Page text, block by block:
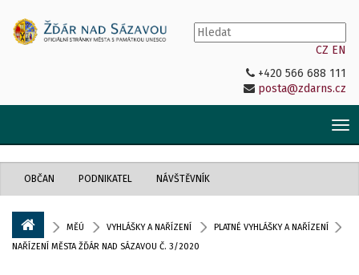
CZ EN
+420 566 688 111
posta@zdarns.cz
OBČAN PODNIKATEL NÁVŠTĚVNÍK
MĚÚ VYHLÁŠKY A NAŘÍZENÍ
PLATNÉ VYHLÁŠKY A NAŘÍZENÍ
NAŘÍZENÍ MĚSTA ŽĎÁR NAD SÁZAVOU Č. 3/2020